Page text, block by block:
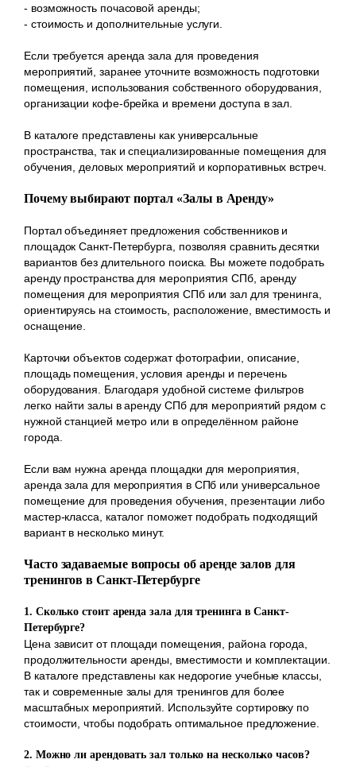
- возможность почасовой аренды;
- стоимость и дополнительные услуги.
Если требуется аренда зала для проведения
мероприятий, заранее уточните возможность подготовки
помещения, использования собственного оборудования,
организации кофе-брейка и времени доступа в зал.
В каталоге представлены как универсальные
пространства, так и специализированные помещения для
обучения, деловых мероприятий и корпоративных встреч.
Почему выбирают портал «Залы в Аренду»
Портал объединяет предложения собственников и
площадок Санкт-Петербурга, позволяя сравнить десятки
вариантов без длительного поиска. Вы можете подобрать
аренду пространства для мероприятия СПб, аренду
помещения для мероприятия СПб или зал для тренинга,
ориентируясь на стоимость, расположение, вместимость и
оснащение.
Карточки объектов содержат фотографии, описание,
площадь помещения, условия аренды и перечень
оборудования. Благодаря удобной системе фильтров
легко найти залы в аренду СПб для мероприятий рядом с
нужной станцией метро или в определённом районе
города.
Если вам нужна аренда площадки для мероприятия,
аренда зала для мероприятия в СПб или универсальное
помещение для проведения обучения, презентации либо
мастер-класса, каталог поможет подобрать подходящий
вариант в несколько минут.
Часто задаваемые вопросы об аренде залов для
тренингов в Санкт-Петербурге
1. Сколько стоит аренда зала для тренинга в Санкт-
Петербурге?
Цена зависит от площади помещения, района города,
продолжительности аренды, вместимости и комплектации.
В каталоге представлены как недорогие учебные классы,
так и современные залы для тренингов для более
масштабных мероприятий. Используйте сортировку по
стоимости, чтобы подобрать оптимальное предложение.
2. Можно ли арендовать зал только на несколько часов?